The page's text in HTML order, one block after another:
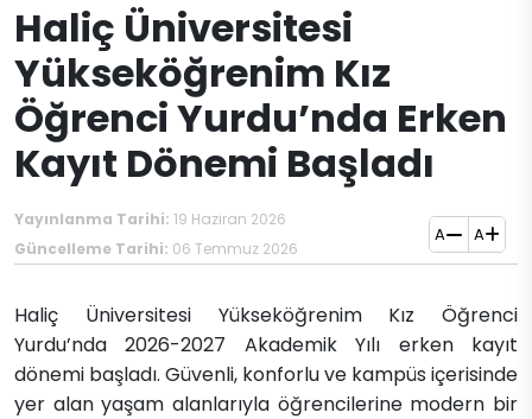
Haliç Üniversitesi
Yükseköğrenim Kız
Öğrenci Yurdu’nda Erken
Kayıt Dönemi Başladı
Yayınlanma Tarihi: 19 Haziran 2026
Güncelleme Tarihi: 06 Temmuz 2026
A A
Haliç Üniversitesi Yükseköğrenim Kız Öğrenci
Yurdu’nda 2026-2027 Akademik Yılı erken kayıt
dönemi başladı. Güvenli, konforlu ve kampüs içerisinde
yer alan yaşam alanlarıyla öğrencilerine modern bir